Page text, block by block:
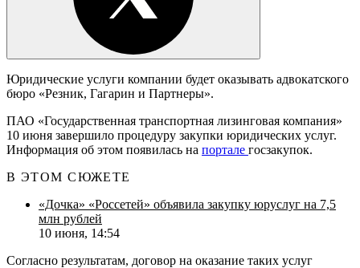
Юридические услуги компании будет оказывать адвокатского
бюро «Резник, Гагарин и Партнеры».
ПАО «Государственная транспортная лизинговая компания»
10 июня завершило процедуру закупки юридических услуг.
Информация об этом появилась на портале госзакупок.
В ЭТОМ СЮЖЕТЕ
«Дочка» «Россетей» объявила закупку юруслуг на 7,5
млн рублей
10 июня, 14:54
Согласно результатам, договор на оказание таких услуг